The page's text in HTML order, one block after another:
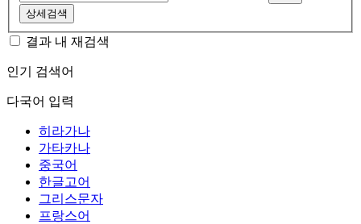
상세검색
결과 내 재검색
인기 검색어
다국어 입력
히라가나
가타카나
중국어
한글고어
그리스문자
프랑스어